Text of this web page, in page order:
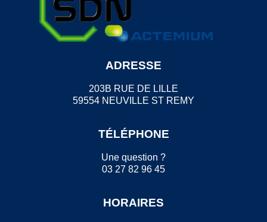
ADRESSE
203B RUE DE LILLE
59554 NEUVILLE ST REMY
TÉLÉPHONE
Une question ?
03 27 82 96 45
HORAIRES